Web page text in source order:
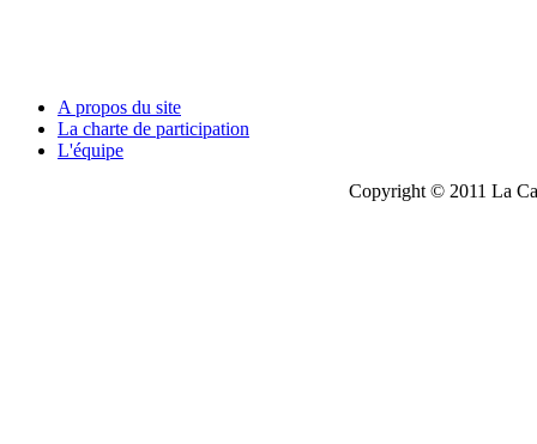
A propos du site
La charte de participation
L'équipe
Copyright © 2011 La